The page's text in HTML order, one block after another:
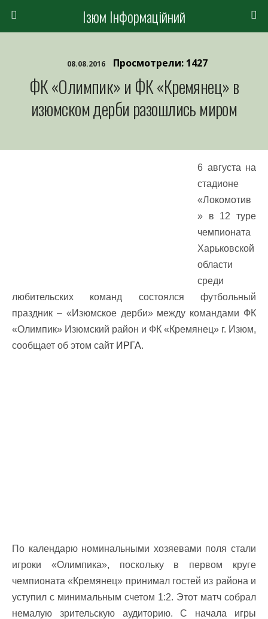
Ізюм Інформаційний
08.08.2016 Просмотрели: 1427
ФК «Олимпик» и ФК «Кремянец» в
изюмском дерби разошлись миром
6 августа на
стадионе
«Локомотив
» в 12 туре
чемпионата
Харьковской
области
среди
любительских команд состоялся футбольный
праздник – «Изюмское дерби» между командами ФК
«Олимпик» Изюмский район и ФК «Кремянец» г. Изюм,
сообщает об этом сайт ИРГА.
По календарю номинальными хозяевами поля стали
игроки «Олимпика», поскольку в первом круге
чемпионата «Кремянец» принимал гостей из района и
уступил с минимальным счетом 1:2. Этот матч собрал
немалую зрительскую аудиторию. С начала игры